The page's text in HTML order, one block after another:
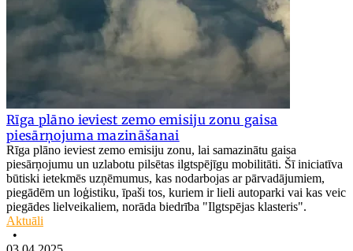
Rīga plāno ieviest zemo emisiju zonu gaisa
piesārņojuma mazināšanai
Rīga plāno ieviest zemo emisiju zonu, lai samazinātu gaisa
piesārņojumu un uzlabotu pilsētas ilgtspējīgu mobilitāti. Šī iniciatīva
būtiski ietekmēs uzņēmumus, kas nodarbojas ar pārvadājumiem,
piegādēm un loģistiku, īpaši tos, kuriem ir lieli autoparki vai kas veic
piegādes lielveikaliem, norāda biedrība "Ilgtspējas klasteris".
Aktuāli
•